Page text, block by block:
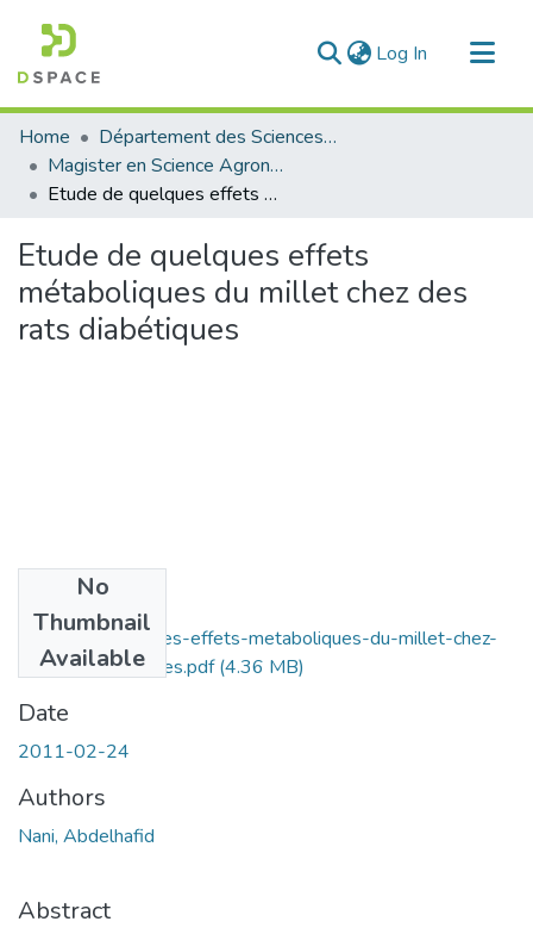
Log In (current)
Communities & Collections
All of DSpace
Statistics
Home
Département des Sciences Agronomiques et Forestières
Magister en Science Agronomie
Etude de quelques effets métaboliques du millet chez des rats diabétiques
Etude de quelques effets
métaboliques du millet chez des
rats diabétiques
No
Thumbnail
Available
Etude-de-quelques-effets-metaboliques-du-millet-chez-
des-rats-diabtiques.pdf(4.36 MB)
Date
2011-02-24
Authors
Nani, Abdelhafid
Abstract